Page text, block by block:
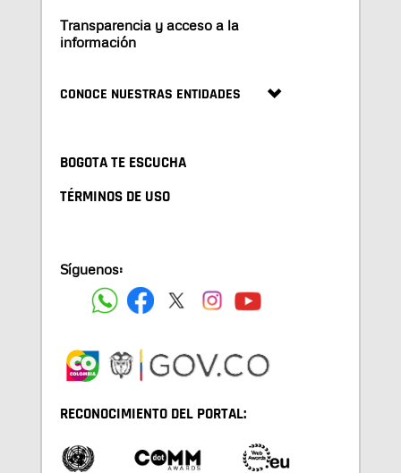
Transparencia y acceso a la
información
CONOCE NUESTRAS ENTIDADES
BOGOTA TE ESCUCHA
TÉRMINOS DE USO
Síguenos:
RECONOCIMIENTO DEL PORTAL: